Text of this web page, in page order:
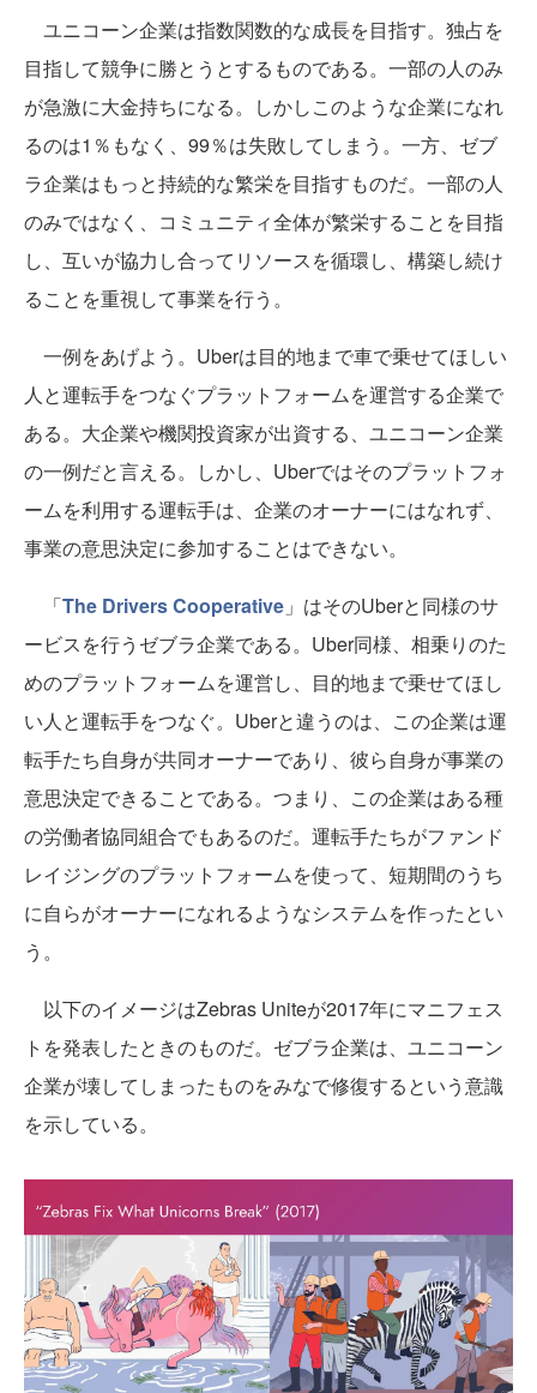
ユニコーン企業は指数関数的な成長を目指す。独占を
目指して競争に勝とうとするものである。一部の人のみ
が急激に大金持ちになる。しかしこのような企業になれ
るのは1％もなく、99％は失敗してしまう。一方、ゼブ
ラ企業はもっと持続的な繁栄を目指すものだ。一部の人
のみではなく、コミュニティ全体が繁栄することを目指
し、互いが協力し合ってリソースを循環し、構築し続け
ることを重視して事業を行う。
一例をあげよう。Uberは目的地まで車で乗せてほしい
人と運転手をつなぐプラットフォームを運営する企業で
ある。大企業や機関投資家が出資する、ユニコーン企業
の一例だと言える。しかし、Uberではそのプラットフォ
ームを利用する運転手は、企業のオーナーにはなれず、
事業の意思決定に参加することはできない。
「The Drivers Cooperative 」はそのUberと同様のサ
ービスを行うゼブラ企業である。Uber同様、相乗りのた
めのプラットフォームを運営し、目的地まで乗せてほし
い人と運転手をつなぐ。Uberと違うのは、この企業は運
転手たち自身が共同オーナーであり、彼ら自身が事業の
意思決定できることである。つまり、この企業はある種
の労働者協同組合でもあるのだ。運転手たちがファンド
レイジングのプラットフォームを使って、短期間のうち
に自らがオーナーになれるようなシステムを作ったとい
う。
以下のイメージはZebras Uniteが2017年にマニフェス
トを発表したときのものだ。ゼブラ企業は、ユニコーン
企業が壊してしまったものをみなで修復するという意識
を示している。